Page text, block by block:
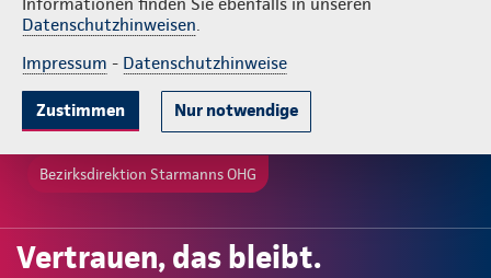
Datenschutzhinweisen.
Impressum - Datenschutzhinweise
Zustimmen Nur notwendige
Bezirksdirektion Starmanns OHG
Vertrauen, das bleibt.